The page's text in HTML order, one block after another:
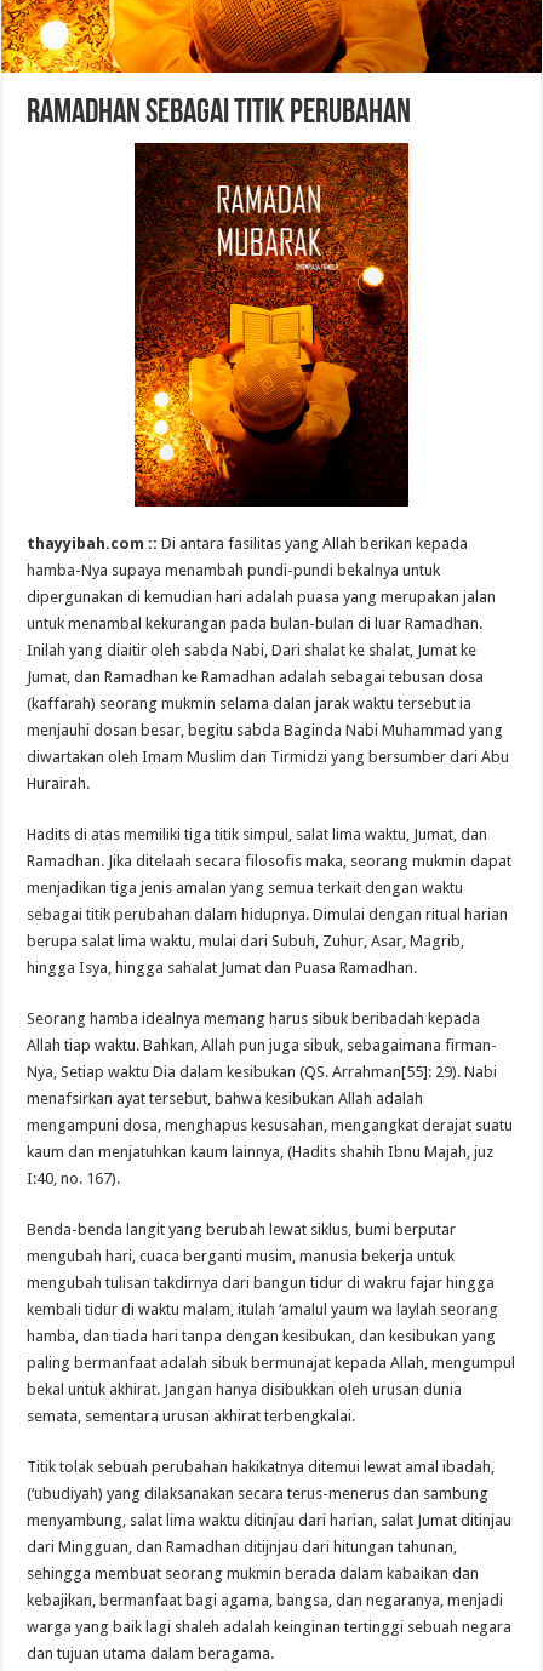
Ramadhan Sebagai Titik Perubahan
thayyibah.com ::Di antara fasilitas yang Allah berikan kepada
hamba-Nya supaya menambah pundi-pundi bekalnya untuk
dipergunakan di kemudian hari adalah puasa yang merupakan jalan
untuk menambal kekurangan pada bulan-bulan di luar Ramadhan.
Inilah yang diaitir oleh sabda Nabi, Dari shalat ke shalat, Jumat ke
Jumat, dan Ramadhan ke Ramadhan adalah sebagai tebusan dosa
(kaffarah) seorang mukmin selama dalan jarak waktu tersebut ia
menjauhi dosan besar, begitu sabda Baginda Nabi Muhammad yang
diwartakan oleh Imam Muslim dan Tirmidzi yang bersumber dari Abu
Hurairah.
Hadits di atas memiliki tiga titik simpul, salat lima waktu, Jumat, dan
Ramadhan. Jika ditelaah secara filosofis maka, seorang mukmin dapat
menjadikan tiga jenis amalan yang semua terkait dengan waktu
sebagai titik perubahan dalam hidupnya. Dimulai dengan ritual harian
berupa salat lima waktu, mulai dari Subuh, Zuhur, Asar, Magrib,
hingga Isya, hingga sahalat Jumat dan Puasa Ramadhan.
Seorang hamba idealnya memang harus sibuk beribadah kepada
Allah tiap waktu. Bahkan, Allah pun juga sibuk, sebagaimana firman-
Nya, Setiap waktu Dia dalam kesibukan (QS. Arrahman[55]: 29). Nabi
menafsirkan ayat tersebut, bahwa kesibukan Allah adalah
mengampuni dosa, menghapus kesusahan, mengangkat derajat suatu
kaum dan menjatuhkan kaum lainnya, (Hadits shahih Ibnu Majah, juz
I:40, no. 167).
Benda-benda langit yang berubah lewat siklus, bumi berputar
mengubah hari, cuaca berganti musim, manusia bekerja untuk
mengubah tulisan takdirnya dari bangun tidur di wakru fajar hingga
kembali tidur di waktu malam, itulah ‘amalul yaum wa laylah seorang
hamba, dan tiada hari tanpa dengan kesibukan, dan kesibukan yang
paling bermanfaat adalah sibuk bermunajat kepada Allah, mengumpul
bekal untuk akhirat. Jangan hanya disibukkan oleh urusan dunia
semata, sementara urusan akhirat terbengkalai.
Titik tolak sebuah perubahan hakikatnya ditemui lewat amal ibadah,
(‘ubudiyah) yang dilaksanakan secara terus-menerus dan sambung
menyambung, salat lima waktu ditinjau dari harian, salat Jumat ditinjau
dari Mingguan, dan Ramadhan ditijnjau dari hitungan tahunan,
sehingga membuat seorang mukmin berada dalam kabaikan dan
kebajikan, bermanfaat bagi agama, bangsa, dan negaranya, menjadi
warga yang baik lagi shaleh adalah keinginan tertinggi sebuah negara
dan tujuan utama dalam beragama.